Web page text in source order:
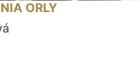
ORLY